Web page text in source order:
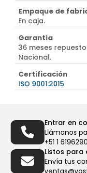
Empaque de
En caja.
Garantía
36 meses
Nacional.
Certificación
ISO 9001:2015
Entrar en
Llámanos
+51 1 6196290
Listos para
Envía tus